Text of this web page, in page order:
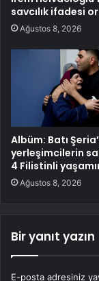
savcılık ifadesi
Ağustos 8, 2026
Albüm: Batı
yerleşimcilerin
4 Filistinli
Ağustos 8, 2026
Bir yanıt yazın
E-posta adresiniz